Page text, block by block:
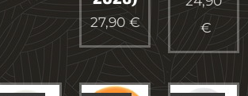
27,90€
€